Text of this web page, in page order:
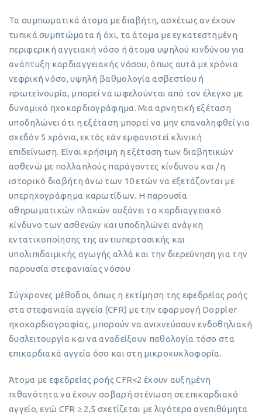
Τα συμπωματικά άτομα με διαβήτη, ασχέτως αν έχουν
τυπικά συμπτώματα ή όχι, τα άτομα με εγκατεστημένη
περιφερική αγγειακή νόσο ή άτομα υψηλού κινδύνου για
ανάπτυξη καρδιαγγειακής νόσου, όπως αυτά με χρόνια
νεφρική νόσο, υψηλή βαθμολογία ασβεστίου ή
πρωτεϊνουρία, μπορεί να ωφελούνται από τον έλεγχο με
δυναμικό ηχοκαρδιογράφημα. Μια αρνητική εξέταση
υποδηλώνει ότι η εξέταση μπορεί να μην επαναληφθεί για
σχεδόν 5 χρόνια, εκτός εάν εμφανιστεί κλινική
επιδείνωση. Είναι χρήσιμη η εξέταση των διαβητικών
ασθενώ με πολλαπλούς παράγοντες κίνδυνου και /η
ιστορικό διαβήτη άνω των 10 ετών να εξετάζονται με
υπερηχογράφημα καρωτίδων. Η παρουσία
αθηρωματικών πλακών αυξάνει το καρδιαγγειακό
κίνδυνο των ασθενών και υποδηλώνει ανάγκη
εντατικοποίησης της αντιυπερτασικής και
υπολιπιδαιμικής αγωγής αλλά και την διερεύνηση για την
παρουσία στεφανιαίας νόσου
Σύγχρονες μέθοδοι, όπως η εκτίμηση της εφεδρείας ροής
στα στεφανιαία αγγεία (CFR) με την εφαρμογή Doppler
ηχοκαρδιογραφίας, μπορούν να ανιχνεύσουν ενδοθηλιακή
δυσλειτουργία και να αναδείξουν παθολογία τόσο στα
επικαρδιακά αγγεία όσο και στη μικροκυκλοφορία.
Άτομα με εφεδρείας ροής CFR<2 έχουν αυξημένη
πιθανότητα να έχουν σοβαρή στένωση σε επικαρδιακό
αγγείο, ενώ CFR ≥ 2,5 σχετίζεται με λιγότερα ανεπιθύμητα